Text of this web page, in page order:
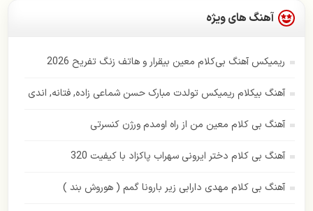
حمید هیراد
رامین بی باک
رضا بهرام
رضا صادقی
رضا یزدانی
آهنگ های ویژه
ریمیکس آهنگ بی‌کلام معین بیقرار و هاتف زنگ تفریح 2026
آهنگ بیکلام ریمیکس تولدت مبارک حسن شماعی زاده, فتانه, اندی
آهنگ بی کلام معین من از راه اومدم ورژن کنسرتی
آهنگ بی کلام دختر ایرونی سهراب پاکزاد با کیفیت 320
آهنگ بی کلام مهدی دارابی زیر بارونا گمم ( هوروش بند )